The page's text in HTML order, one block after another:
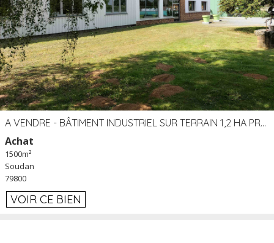
A VENDRE - BÂTIMENT INDUSTRIEL SUR TERRAIN 1,2 HA PROCHE ÉCHANGEUR A10 - SOUDAN (79)
Achat
1500m²
Soudan
79800
VOIR CE BIEN